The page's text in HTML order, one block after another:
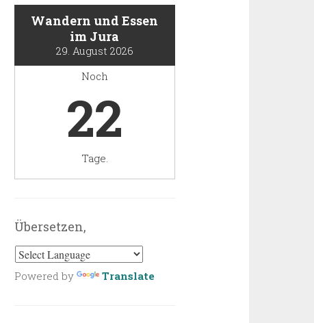
Wandern und Essen
im Jura
29. August 2026
Noch
22
Tage.
Übersetzen,
Powered by Translate